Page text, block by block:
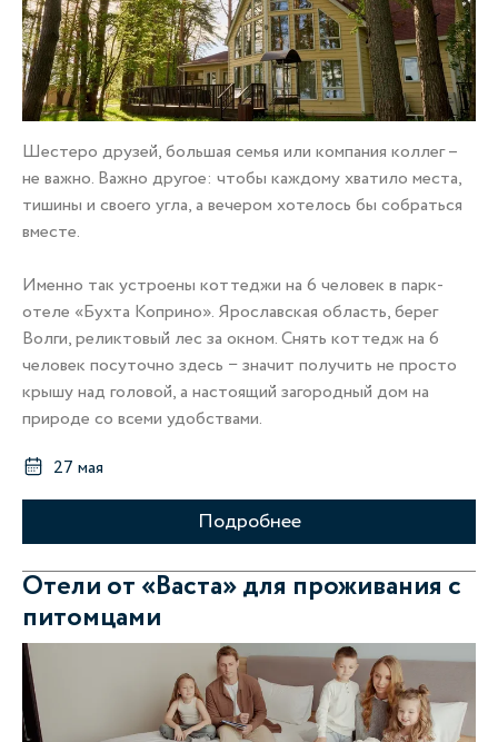
Шестеро друзей, большая семья или компания коллег –
не важно. Важно другое: чтобы каждому хватило места,
тишины и своего угла, а вечером хотелось бы собраться
вместе.
Именно так устроены коттеджи на 6 человек в парк-
отеле «Бухта Коприно». Ярославская область, берег
Волги, реликтовый лес за окном. Снять коттедж на 6
человек посуточно здесь − значит получить не просто
крышу над головой, а настоящий загородный дом на
природе со всеми удобствами.
27 мая
Подробнее
Отели от «Васта» для проживания с
питомцами